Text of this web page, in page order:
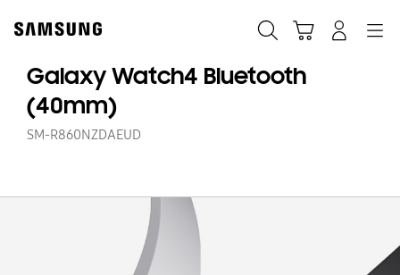
content
Galaxy Watch4 Bluetooth
(40mm)
SM-R860NZDAEUD